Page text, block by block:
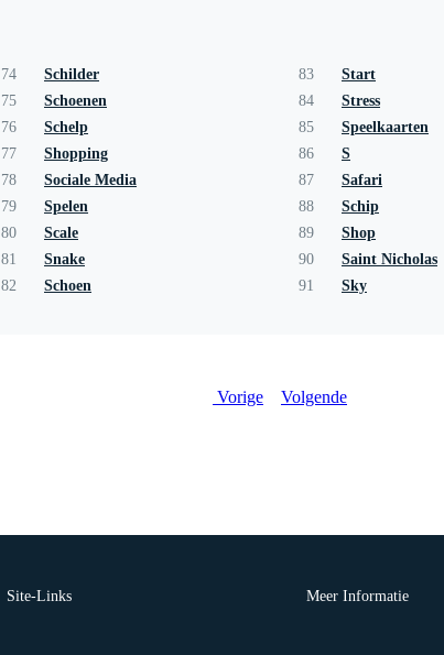
74
Schilder
75
Schoenen
76
Schelp
77
Shopping
78
Sociale Media
79
Spelen
80
Scale
81
Snake
82
Schoen
83
Start
84
Stress
85
Speelkaarten
86
S
87
Safari
88
Schip
89
Shop
90
Saint Nicholas
91
Sky
Vorige Volgende
Site-Links Meer Informatie